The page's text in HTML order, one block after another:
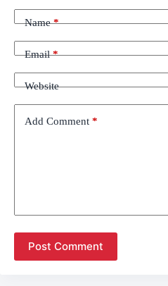
Name*
Email*
Website
Add Comment *
Post Comment